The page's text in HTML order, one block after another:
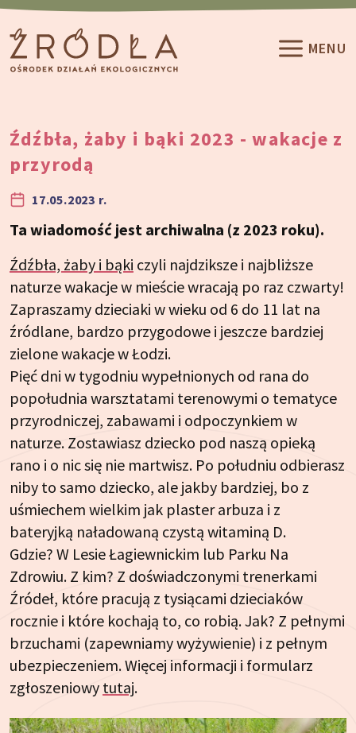
Przeskocz do treści
MENU
Źdźbła, żaby i bąki 2023 - wakacje z
przyrodą
17.05.2023 r.
Ta wiadomość jest archiwalna (z 2023 roku).
Źdźbła, żaby i bąki czyli najdziksze i najbliższe
naturze wakacje w mieście wracają po raz czwarty!
Zapraszamy dzieciaki w wieku od 6 do 11 lat na
źródlane, bardzo przygodowe i jeszcze bardziej
zielone wakacje w Łodzi.
Pięć dni w tygodniu wypełnionych od rana do
popołudnia warsztatami terenowymi o tematyce
przyrodniczej, zabawami i odpoczynkiem w
naturze. Zostawiasz dziecko pod naszą opieką
rano i o nic się nie martwisz. Po południu odbierasz
niby to samo dziecko, ale jakby bardziej, bo z
uśmiechem wielkim jak plaster arbuza i z
bateryjką naładowaną czystą witaminą D.
Gdzie? W Lesie Łagiewnickim lub Parku Na
Zdrowiu. Z kim? Z doświadczonymi trenerkami
Źródeł, które pracują z tysiącami dzieciaków
rocznie i które kochają to, co robią. Jak? Z pełnymi
brzuchami (zapewniamy wyżywienie) i z pełnym
ubezpieczeniem. Więcej informacji i formularz
zgłoszeniowy tutaj.